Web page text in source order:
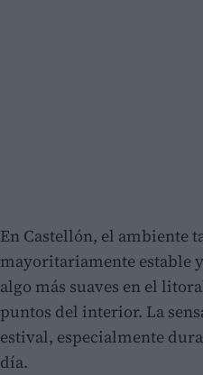
En Castellón, el ambiente
mayoritariamente estable
algo más suaves en el
puntos del interior. La
estival, especialmente
día.